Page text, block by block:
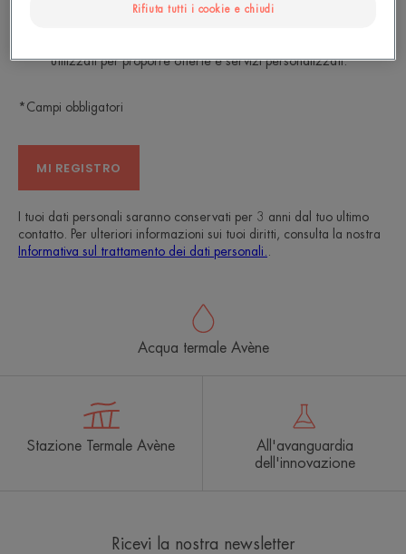
Sì, accetto di ricevere comunicazioni da Eau Thermale
utilizzati per proporre offerte e servizi personalizzati.
*Campi obbligatori
MI REGISTRO
I tuoi dati personali saranno conservati per 3 anni dal tuo ultimo
contatto. Per ulteriori informazioni sui tuoi diritti, consulta la nostra
Informativa sul trattamento dei dati personali.
Acqua termale Avène
Stazione Termale Avène
All'avanguardia
dell'innovazione
Ricevi la nostra newsletter
Rifiuta tutti i cookie e chiudi